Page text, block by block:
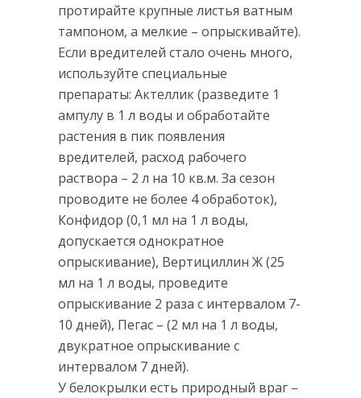
протирайте крупные листья ватным
тампоном, а мелкие – опрыскивайте).
Если вредителей стало очень много,
используйте специальные
препараты: Актеллик (разведите 1
ампулу в 1 л воды и обработайте
растения в пик появления
вредителей, расход рабочего
раствора – 2 л на 10 кв.м. За сезон
проводите не более 4 обработок),
Конфидор (0,1 мл на 1 л воды,
допускается однократное
опрыскивание), Вертициллин Ж (25
мл на 1 л воды, проведите
опрыскивание 2 раза с интервалом 7-
10 дней), Пегас – (2 мл на 1 л воды,
двукратное опрыскивание с
интервалом 7 дней).
У белокрылки есть природный враг –